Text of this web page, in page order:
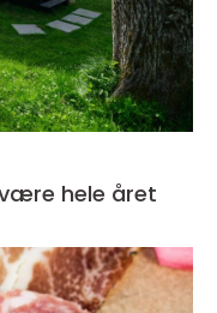
velvære hele året